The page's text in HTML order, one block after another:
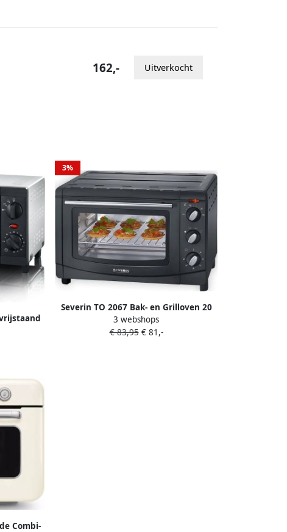
162,- Uitverkocht
3%
Severin TO 2067 Bak- en Grilloven 20
Liter 100-230°C Zwart
3 webshops
€ 83,95€ 81,-
Combi-